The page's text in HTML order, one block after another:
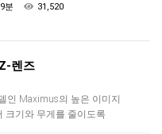
분 31,520
렌즈
인 Maximus의 높은 이미지
크기와 무게를 줄이도록